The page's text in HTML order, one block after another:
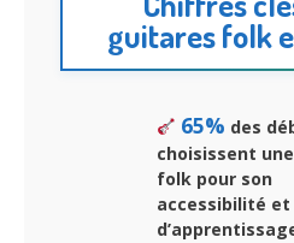
guitares folk
65% des
choisissent
folk pour son
accessibilité